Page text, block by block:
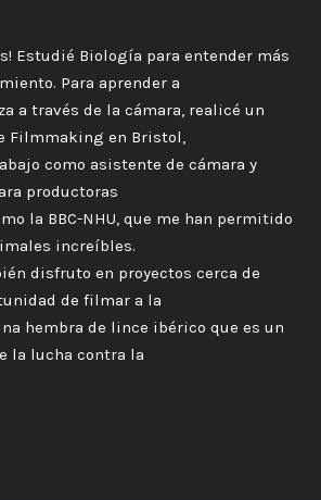
Estudié Biología para entender más
Para aprender a
a través de la cámara, realicé un
Filmmaking en Bristol,
como asistente de cámara y
productoras
la BBC-NHU, que me han permitido
increíbles.
disfruto en proyectos cerca de
de filmar a la
hembra de lince ibérico que es un
la lucha contra la